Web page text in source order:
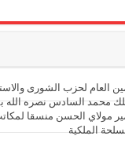
العام لحزب الشورى
محمد السادس نصره الله
مولاي الحسن منسقا
الملكية